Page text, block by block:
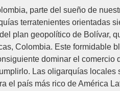
parte del sueño de
terratenientes orientadas
plan geopolítico de Bolívar,
Colombia. Este formidable
dominar el
Las oligarquías
el país más rico de América